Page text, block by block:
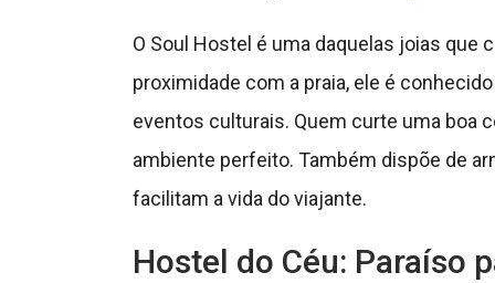
O Soul Hostel é uma daquelas joias que
proximidade com a praia, ele é
eventos culturais. Quem curte uma boa
ambiente perfeito. Também dispõe de
facilitam a vida do viajante.
Hostel do Céu: Paraíso